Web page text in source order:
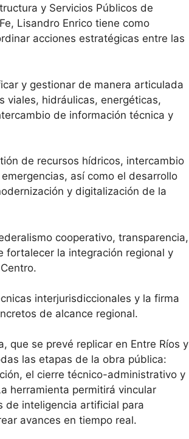
y Servicios Públicos de
Lisandro Enrico tiene como
acciones estratégicas entre las
y gestionar de manera articulada
viales, hidráulicas, energéticas,
de información técnica y
de recursos hídricos, intercambio
así como el desarrollo
y digitalización de la
cooperativo, transparencia,
la integración regional y
interjurisdiccionales y la firma
de alcance regional.
que se prevé replicar en Entre Ríos y
las etapas de la obra pública:
el cierre técnico-administrativo y
herramienta permitirá vincular
de inteligencia artificial para
avances en tiempo real.